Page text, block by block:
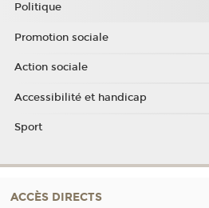
Politique
Promotion sociale
Action sociale
Accessibilité et handicap
Sport
ACCÈS DIRECTS